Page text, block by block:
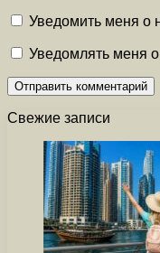
Уведомить меня о
Уведомлять меня
Свежие записи